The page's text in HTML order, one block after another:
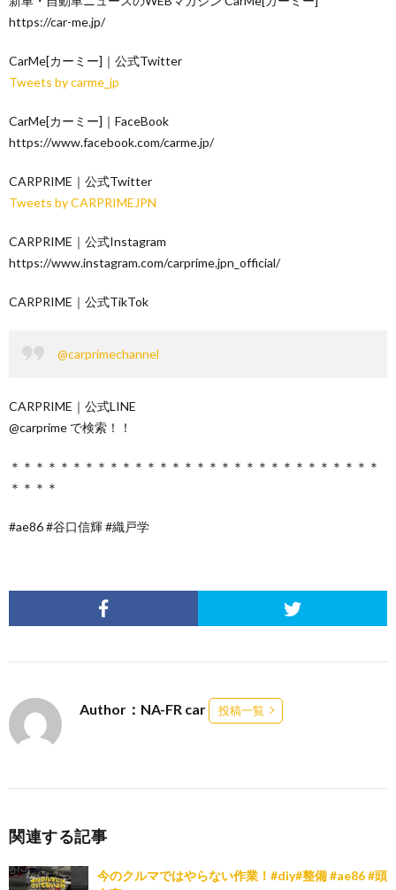
https://car-me.jp/
CarMe[カーミー]｜公式Twitter
Tweets by carme_jp
CarMe[カーミー]｜FaceBook
https://www.facebook.com/carme.jp/
CARPRIME｜公式Twitter
Tweets by CARPRIMEJPN
CARPRIME｜公式Instagram
https://www.instagram.com/carprime.jpn_official/
CARPRIME｜公式TikTok
@carprimechannel
CARPRIME｜公式LINE
@carprime で検索！！
＊＊＊＊＊＊＊＊＊＊＊＊＊＊＊＊＊＊＊＊＊＊＊＊＊＊＊＊＊＊
＊＊＊＊
#ae86 #谷口信輝 #織戸学
Author：NA-FR car 投稿一覧
関連する記事
今のクルマではやらない作業！#diy#整備 #ae86 #頭